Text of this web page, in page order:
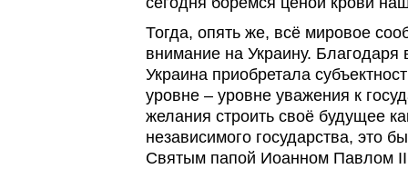
Тогда, опять же, всё мировое
внимание на Украину. Благодаря
Украина приобретала
уровне – уровне уважения к
желания строить своё будущее
независимого государства, это
Святым папой Иоанном Павлом